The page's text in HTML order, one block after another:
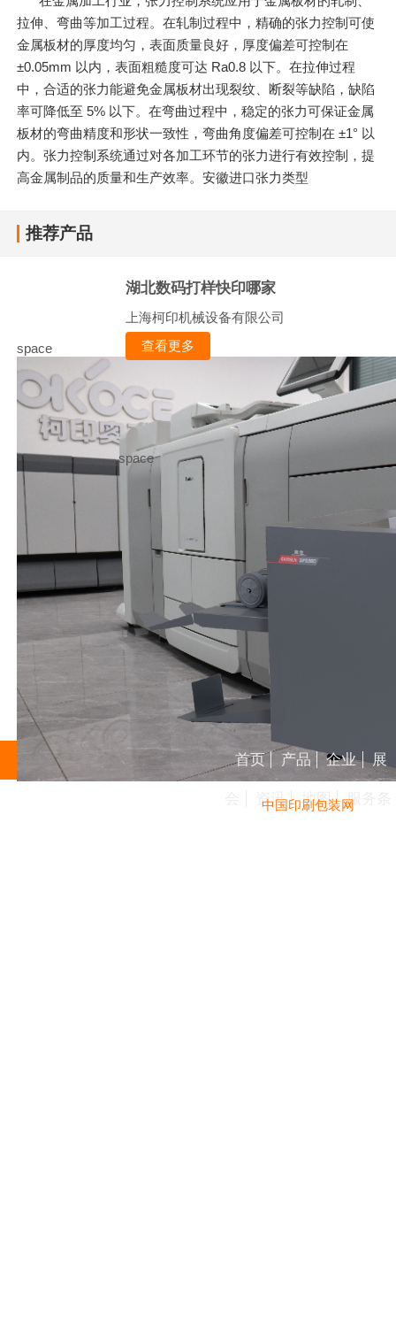
拉伸、弯曲等加工过程。在轧制过程中，精确的张力控制可使
金属板材的厚度均匀，表面质量良好，厚度偏差可控制在
±0.05mm 以内，表面粗糙度可达 Ra0.8 以下。在拉伸过程
中，合适的张力能避免金属板材出现裂纹、断裂等缺陷，缺陷
率可降低至 5% 以下。在弯曲过程中，稳定的张力可保证金属
板材的弯曲精度和形状一致性，弯曲角度偏差可控制在 ±1° 以
内。张力控制系统通过对各加工环节的张力进行有效控制，提
高金属制品的质量和生产效率。安徽进口张力类型
推荐产品
space
湖北数码打样快印哪家
上海柯印机械设备有限公司
查看更多
space
首页 产品 企业 展
资讯 地图 服务条
中国印刷包装网